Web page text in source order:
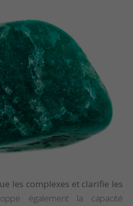
les complexes et clarifie les
également la capacité
de la staurolite